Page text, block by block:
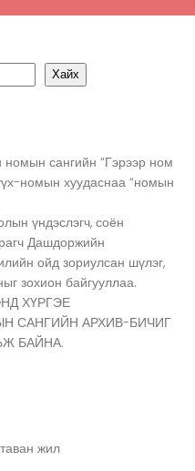
Хайх
сангийн “Гэрээр ном
номын хуудаснаа “номын
үндэслэгч, соён
Дашдоржийн
ойд зориулсан шүлэг,
зохион байгууллаа.
ХҮРГЭЕ
САНГИЙН АРХИВ-БИЧИГ
БАЙНА.
жил